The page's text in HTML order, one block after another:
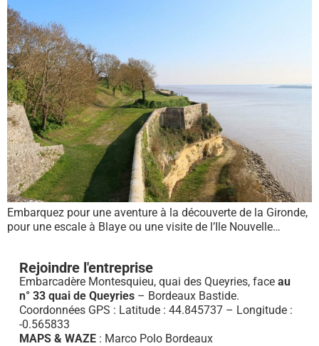
Embarquez pour une aventure à la découverte de la Gironde,
pour une escale à Blaye ou une visite de l’Ile Nouvelle…
Rejoindre l'entreprise
Embarcadère Montesquieu, quai des Queyries, face au
n° 33 quai de Queyries– Bordeaux Bastide.
Coordonnées GPS : Latitude : 44.845737 – Longitude :
-0.565833
MAPS & WAZE: Marco Polo Bordeaux